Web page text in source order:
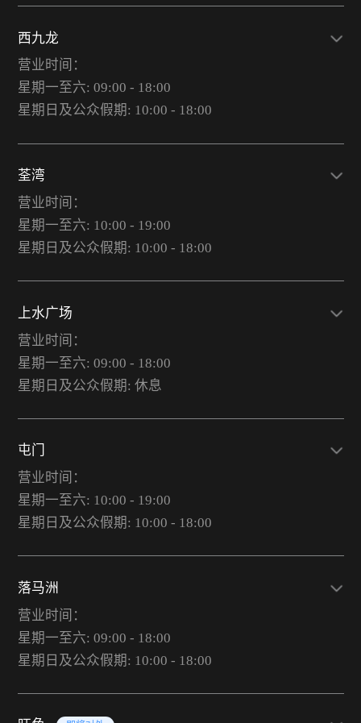
西九龙
营业时间：
星期一至六: 09:00 - 18:00
星期日及公众假期: 10:00 - 18:00
荃湾
营业时间：
星期一至六: 10:00 - 19:00
星期日及公众假期: 10:00 - 18:00
上水广场
营业时间：
星期一至六: 09:00 - 18:00
星期日及公众假期: 休息
屯门
营业时间：
星期一至六: 10:00 - 19:00
星期日及公众假期: 10:00 - 18:00
落马洲
营业时间：
星期一至六: 09:00 - 18:00
星期日及公众假期: 10:00 - 18:00